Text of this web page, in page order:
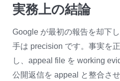
実務上の結論
Google が最初の報告を却下
手は precision です。事実を
し、appeal file を working
公開返信を appeal と整合さ